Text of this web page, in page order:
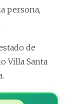
persona,
de
Villa Santa